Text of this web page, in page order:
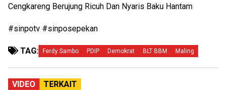
Cengkareng Berujung Ricuh Dan Nyaris Baku Hantam
#sinpotv #sinposepekan
TAG: Ferdy Sambo PDIP Demokrat BLT BBM Maling
VIDEO TERKAIT